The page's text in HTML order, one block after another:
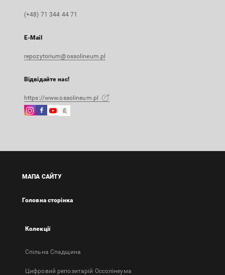
(+48) 71 344 44 71
E-Mail
repozytorium@ossolineum.pl
Відвідайте нас!
https://www.ossolineum.pl
Instagram
в
Facebook
в
Instagram
в
Google
Зовнішнє
в
вкладці
МАПА САЙТУ
Головна сторінка
Колекції
Спільна Спадщина
Цифровий репозитарій Оссолінеума